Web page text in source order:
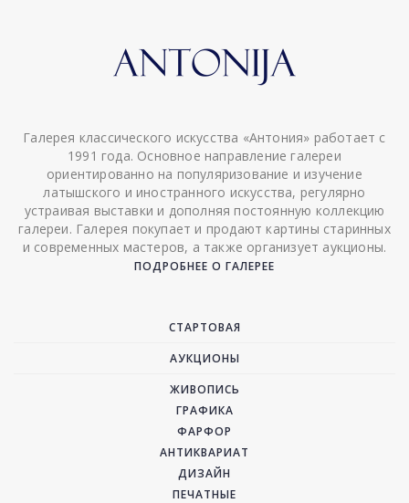
Галерея классического искусства «Антония» работает с
1991 года. Основное направление галереи
ориентированно на популяризование и изучение
латышского и иностранного искусства, регулярно
устраивая выставки и дополняя постоянную коллекцию
галереи. Галерея покупает и продают картины старинных
и современных мастеров, а также организует аукционы.
ПОДРОБНЕЕ О ГАЛЕРЕЕ
СТАРТОВАЯ
АУКЦИОНЫ
ЖИВОПИСЬ
ГРАФИКА
ФАРФОР
АНТИКВАРИАТ
ДИЗАЙН
ПЕЧАТНЫЕ